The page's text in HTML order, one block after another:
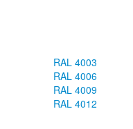
RAL 4003
RAL 4006
RAL 4009
RAL 4012